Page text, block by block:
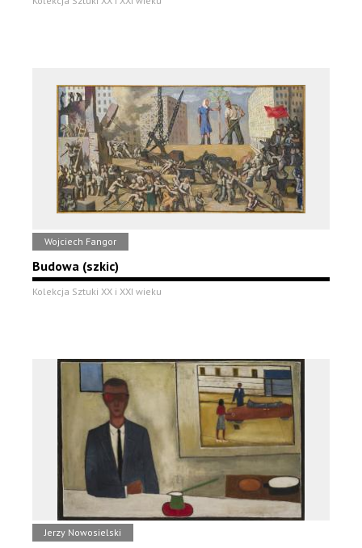
Wojciech Fangor
Budowa (szkic)
Kolekcja Sztuki XX i XXI wieku
Jerzy Nowosielski